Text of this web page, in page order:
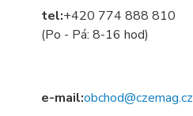
tel:+420 774 888 810
(Po - Pá: 8-16 hod)
e-mail:obchod@czemag.cz